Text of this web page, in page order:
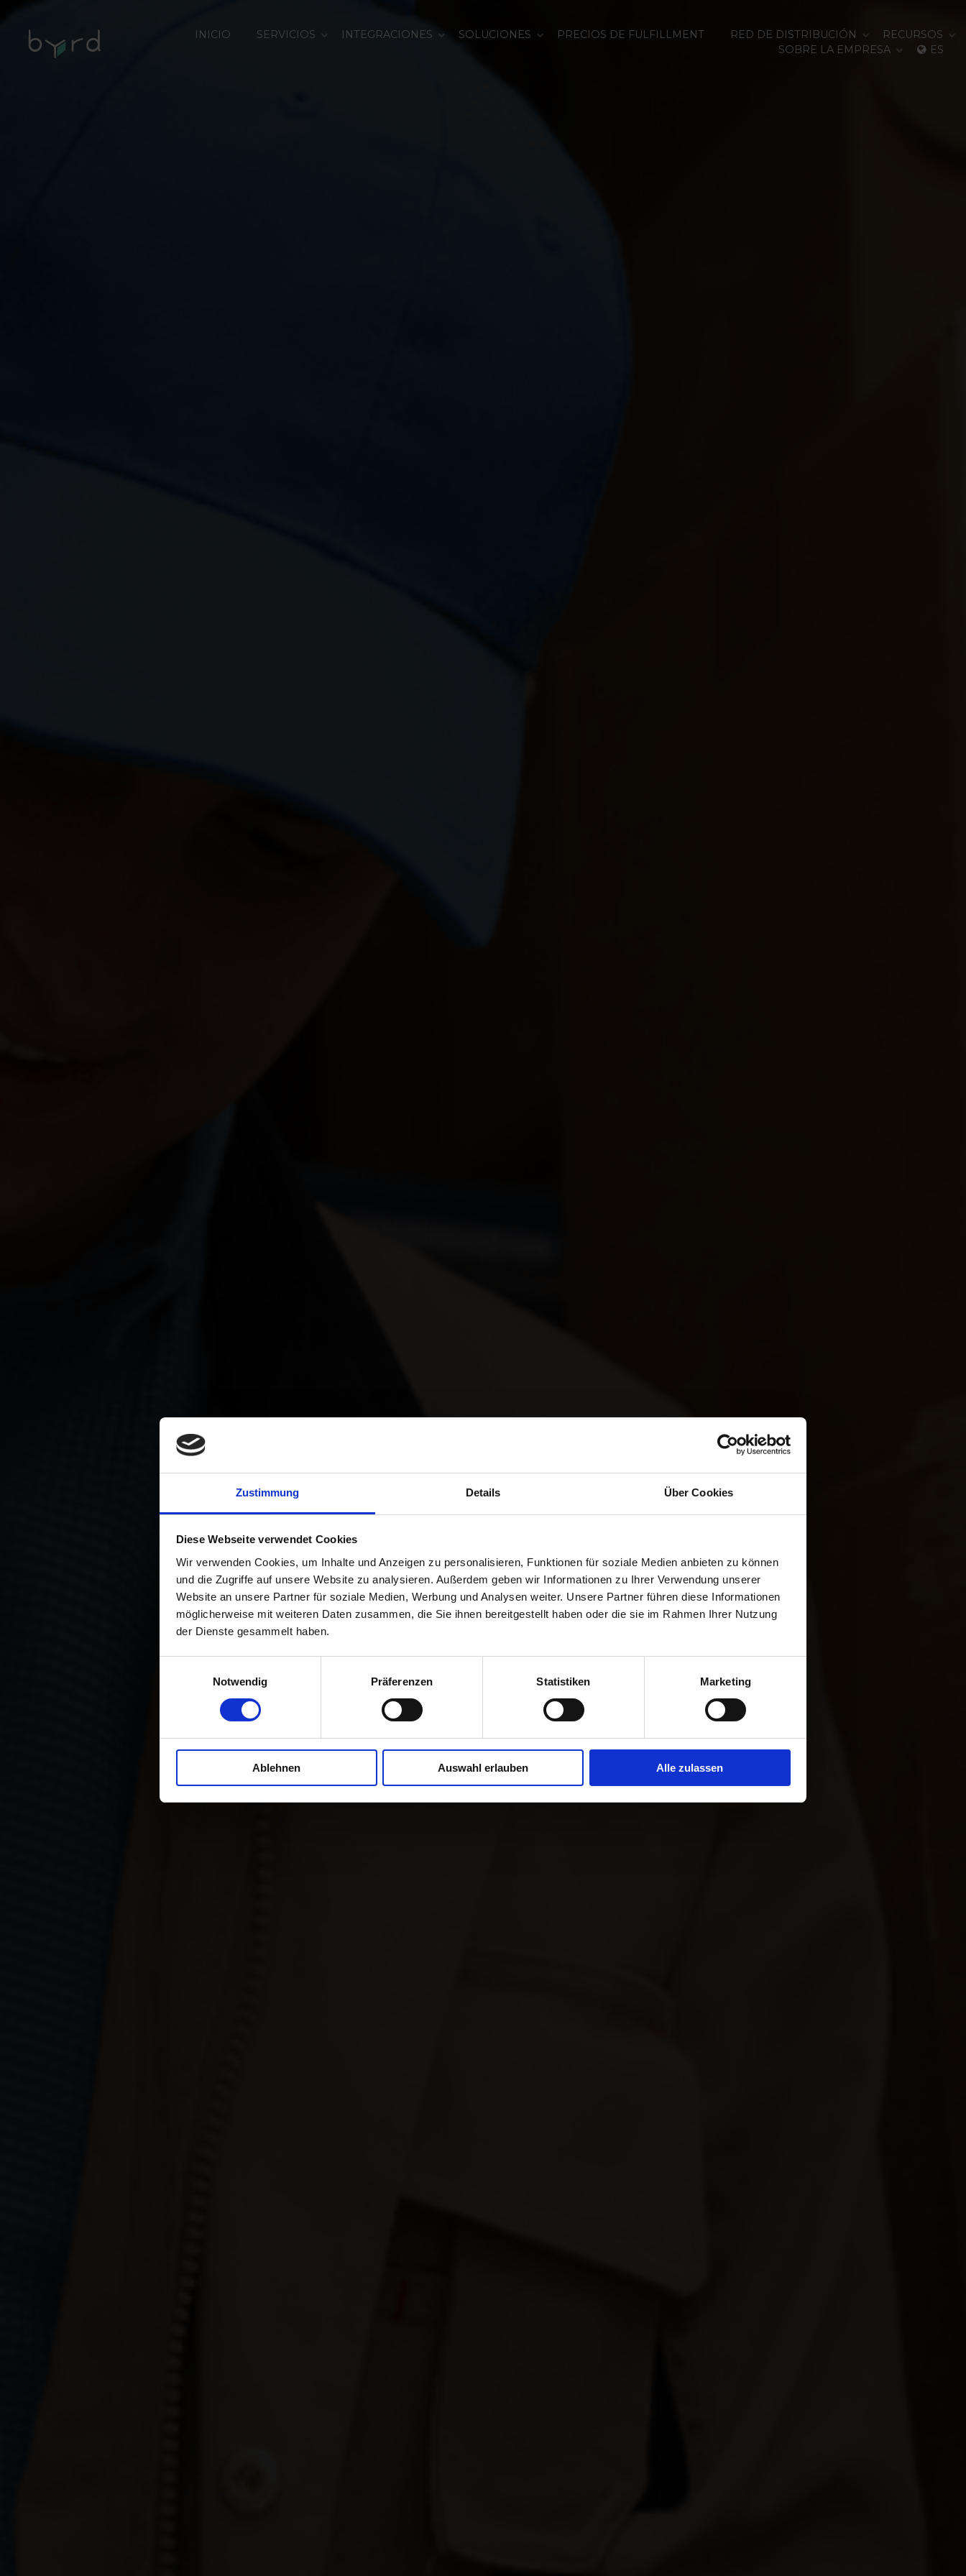
Zustimmung Details Über Cookies
Diese Webseite verwendet Cookies
Wir verwenden Cookies, um Inhalte und Anzeigen zu personalisieren, Funktionen für soziale Medien anbieten zu können
und die Zugriffe auf unsere Website zu analysieren. Außerdem geben wir Informationen zu Ihrer Verwendung unserer
Website an unsere Partner für soziale Medien, Werbung und Analysen weiter. Unsere Partner führen diese Informationen
möglicherweise mit weiteren Daten zusammen, die Sie ihnen bereitgestellt haben oder die sie im Rahmen Ihrer Nutzung
der Dienste gesammelt haben.
Notwendig
Präferenzen Statistiken Marketing
Ablehnen Auswahl erlauben Alle zulassen
INICIO SERVICIOS INTEGRACIONES SOLUCIONES PRECIOS DE FULFILLMENT RED DE DISTRIBUCIÓN
RECURSOS
SOBRE LA EMPRESA
ES
LAS 5 PRINCIPALES
EMPRESAS DE
PAQUETERÍA EN ITALIA
2024